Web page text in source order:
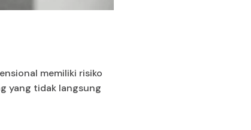
memiliki risiko
yang tidak langsung